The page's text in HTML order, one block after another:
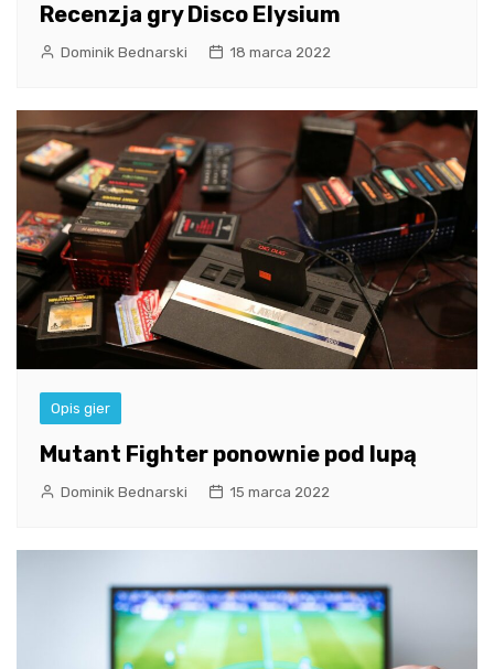
Recenzja gry Disco Elysium
Dominik Bednarski 18 marca 2022
Opis gier
Mutant Fighter ponownie pod lupą
Dominik Bednarski 15 marca 2022